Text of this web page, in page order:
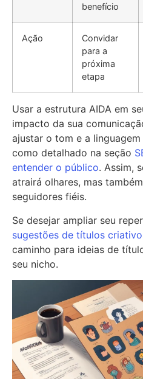
benefício
Ação
Convidar
para a
próxima
etapa
Usar a estrutura AIDA em
impacto da sua
ajustar o tom e a
como detalhado na seção
entender o público. Assim,
atrairá olhares, mas
seguidores fiéis.
Se desejar ampliar seu
sugestões de títulos
caminho para ideias de
seu nicho.